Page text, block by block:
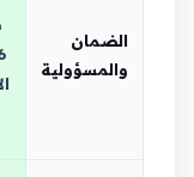
الضمان
والمسؤولية